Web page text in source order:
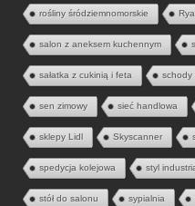
rośliny śródziemnomorskie
salon z aneksem kuchennym
sałatka z cukinią i feta schody
sen zimowy sieć handlowa
sklepy Lidl Skyscanner
spedycja kolejowa styl
stół do salonu sypialnia